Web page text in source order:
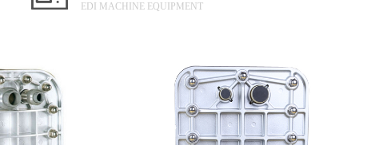
EDI MACHINE EQUIPMENT